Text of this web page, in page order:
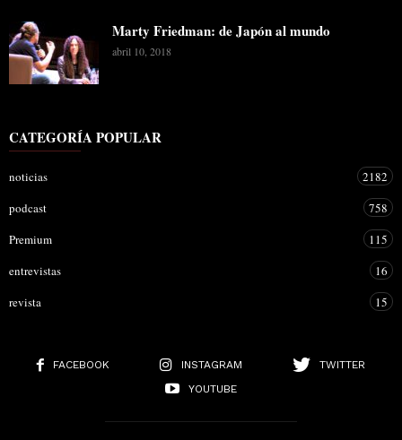
Marty Friedman: de Japón al mundo
abril 10, 2018
CATEGORÍA POPULAR
noticias
2182
podcast
758
Premium
115
entrevistas
16
revista
15
FACEBOOK INSTAGRAM
TWITTER
YOUTUBE